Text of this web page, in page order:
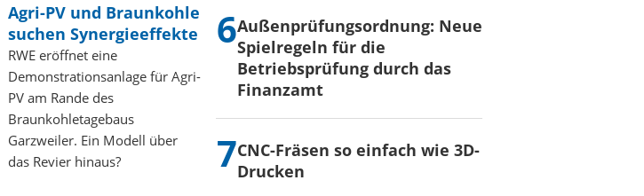
Agri-PV und Braunkohle
suchen Synergieeffekte
RWE eröffnet eine
Demonstrationsanlage für Agri-
PV am Rande des
Braunkohletagebaus
Garzweiler. Ein Modell über
das Revier hinaus?
Außenprüfungsordnung: Neue
Spielregeln für die
Betriebsprüfung durch das
Finanzamt
CNC-Fräsen so einfach wie 3D-
Drucken